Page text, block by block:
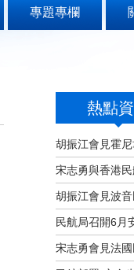
專題專欄
熱點
宋志勇與香港
民航局召開6月
宋志勇會見法